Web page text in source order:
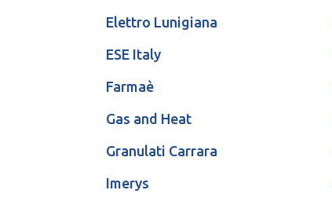
Elettro Lunigiana
ESE Italy
Farmaè
Gas and Heat
Granulati Carrara
Imerys